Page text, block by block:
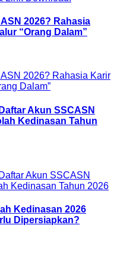
2026? Rahasia
“Orang Dalam”
Akun SSCASN
Kedinasan Tahun
Kedinasan 2026
Dipersiapkan?